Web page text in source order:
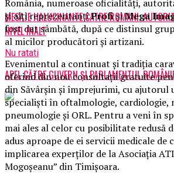
MESAJE HALUCINANTE CATRE ROMANI:
NIVEL INALT
Nu ratati
APEL CĂTRE GUVERN ȘI PARLAMENTUL
România, numeroase oficialități,
și alți reprezentanțiProfișiMega
fost dat sâmbătă, după ce distinsul
al micilor producători și artizani.
Evenimentul a continuat și tradiția
oferind din nou consultații gratuite
din Săvârșin și împrejurimi, cu ajutorul
specialiști în oftalmologie, cardiologie,
pneumologie și ORL. Pentru a veni în
mai ales al celor cu posibilitate redusă
adus aproape de ei servicii medicale
implicarea experților de la Asociația
Mogoșeanu” din Timișoara.